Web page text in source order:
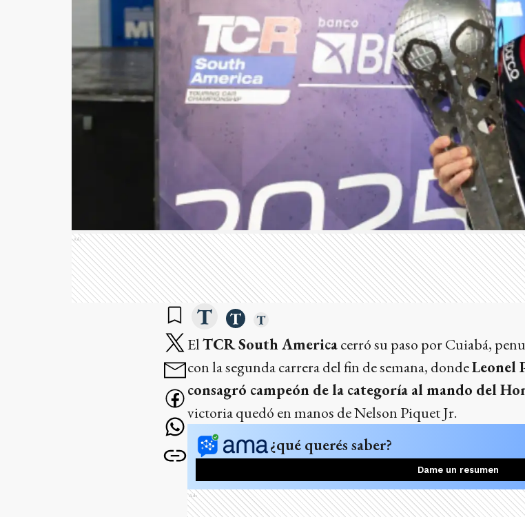
Ads
ElTCR South Americacerró su paso por Cuiabá,
con la segunda carrera del fin de semana, dondeLeonel
consagró campeón de la categoría al mando del
victoria quedó en manos de Nelson Piquet Jr.
¿qué querés saber?
Dame un resumen
Ads